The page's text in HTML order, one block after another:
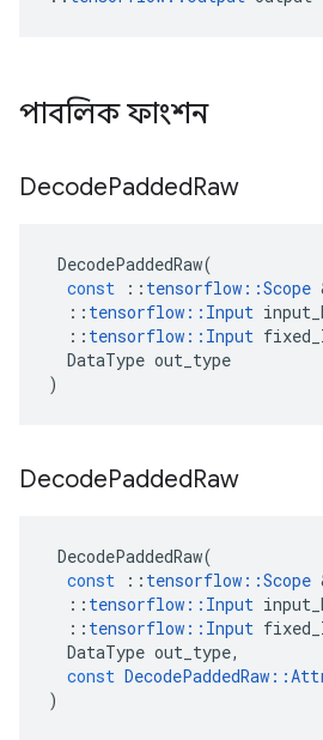
পাবলিক ফাংশন
DecodePaddedRaw
DecodePaddedRaw(
const
:: tensorflow ::Scope
:: tensorflow :: Input
:: tensorflow :: Input
DataType out_type
)
DecodePaddedRaw
DecodePaddedRaw(
const
:: tensorflow ::Scope
:: tensorflow :: Input
:: tensorflow :: Input
DataType out_type,
const DecodePaddedRaw ::
)